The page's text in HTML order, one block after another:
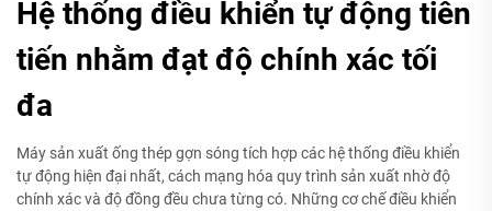
Hệ thống điều khiển tự động tiên
tiến nhằm đạt độ chính xác tối
đa
Máy sản xuất ống thép gợn sóng tích hợp các hệ thống điều khiển
tự động hiện đại nhất, cách mạng hóa quy trình sản xuất nhờ độ
chính xác và độ đồng đều chưa từng có. Những cơ chế điều khiển